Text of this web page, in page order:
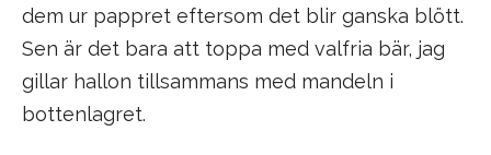
dem ur pappret eftersom det blir ganska blött.
Sen är det bara att toppa med valfria bär, jag
gillar hallon tillsammans med mandeln i
bottenlagret.